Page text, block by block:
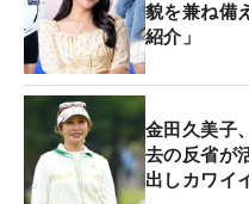
貌を兼ね備
紹介」
金田久美子
去の反省が
出しカワイ